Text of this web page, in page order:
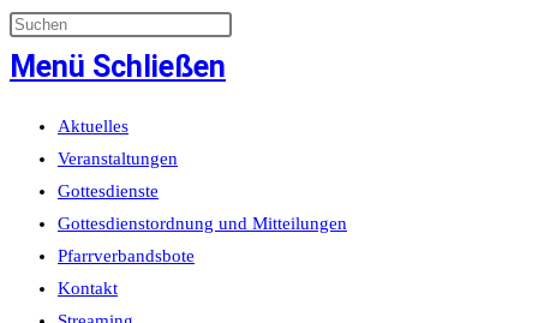
Suche
umschalten
Menü Schließen
Aktuelles
Veranstaltungen
Gottesdienste
Gottesdienstordnung und Mitteilungen
Pfarrverbandsbote
Kontakt